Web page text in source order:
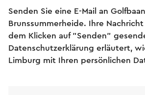
Senden Sie eine E-Mail an Golfbaan
Brunssummerheide. Ihre
dem Klicken auf "Senden"
Datenschutzerklärung erläutert,
Limburg mit Ihren persönlichen